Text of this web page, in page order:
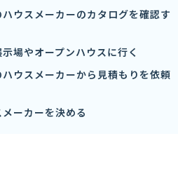
ウスメーカーのカタログを確認す
場やオープンハウスに行く
ウスメーカーから見積もりを依頼
ーカーを決める